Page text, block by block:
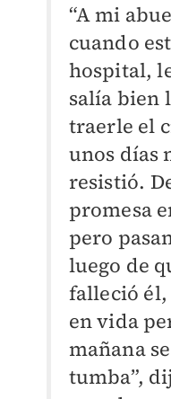
“A mi
cuando
hospital,
salía bien
traerle el
unos días
resistió.
promesa
pero
luego de
falleció él,
en vida
mañana
tumba”,